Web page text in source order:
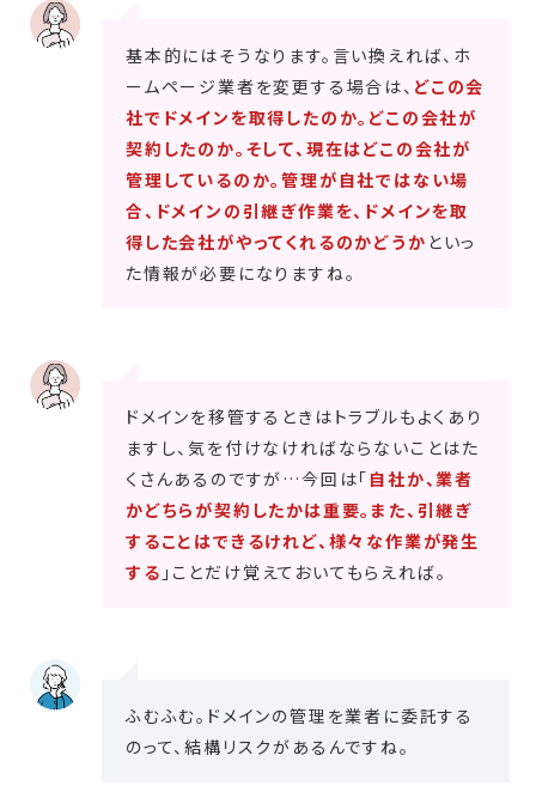
基本的にはそうなります。言い換えれば、ホ
ームページ業者を変更する場合は、 どこの会
社でドメインを取得したのか。どこの会社が
契約したのか。そして、現在はどこの会社が
管理しているのか。管理が自社ではない場
合、ドメインの引継ぎ作業を、ドメインを取
得した会社がやってくれるのかどうか といっ
た情報が必要になりますね。
ドメインを移管するときはトラブルもよくあり
ますし、気を付けなければならないことはた
くさんあるのですが…今回は「 自社か、業者
かどちらが契約したかは重要。また、引継ぎ
することはできるけれど、様々な作業が発生
する 」ことだけ覚えておいてもらえれば。
ふむふむ。ドメインの管理を業者に委託する
のって、結構リスクがあるんですね。